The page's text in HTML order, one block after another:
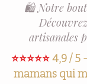
🛍️ Notre
artisanales
⭐⭐⭐⭐⭐4,9 / 5
mamans qui